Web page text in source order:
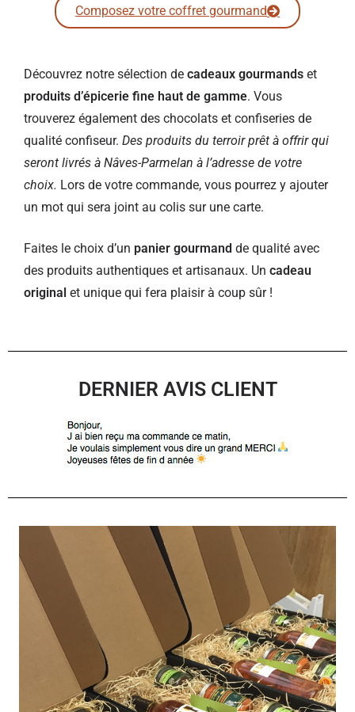
Composez votre coffret gourmand
Découvrez notre sélection de cadeaux gourmands et
produits d’épicerie fine haut de gamme. Vous
trouverez également des chocolats et confiseries de
qualité confiseur. Des produits du terroir prêt à offrir qui
seront livrés à Nâves-Parmelan à l’adresse de votre
choix. Lors de votre commande, vous pourrez y ajouter
un mot qui sera joint au colis sur une carte.
Faites le choix d’un panier gourmand de qualité avec
des produits authentiques et artisanaux. Un cadeau
original et unique qui fera plaisir à coup sûr !
DERNIER AVIS CLIENT